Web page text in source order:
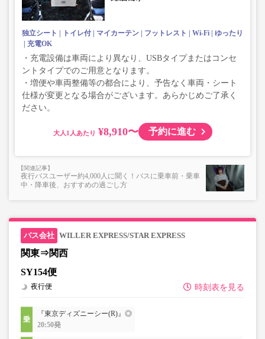
独立シート トイレ付 マイカーテン フットレスト Wi-Fi
ゆったり
充電OK
・充電設備は車両により異なり、USBタイプまたはコンセ
ントタイプでのご用意となります。
・増便や車両整備等の都合により、予告なく車両・シート
仕様が変更となる場合がございます。あらかじめご了承く
ださい。
大人 ¥8,910〜 予約に進む
夜行バスユーザー約4,000人に聞く！バスに乗車前・乗車
中・降車後、おすすめの過ごし方
WILLER EXPRESS/STAR EXPRESS
関東⇒関西
SY154便
時刻表を見る
夜行便
『東京ディズニーシー(R)』◎
20:50発